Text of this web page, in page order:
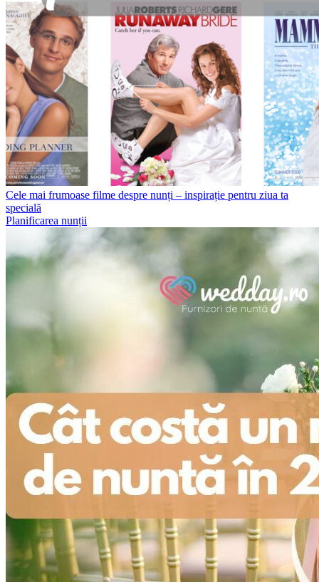
Cele mai frumoase filme despre nunți – inspirație pentru ziua ta
specială
Planificarea nunții